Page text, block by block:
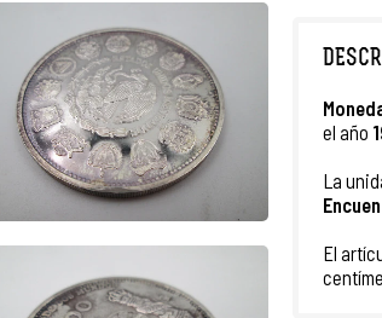
el año
La
El